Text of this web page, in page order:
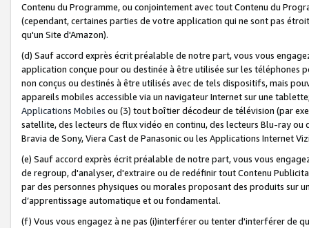
Contenu du Programme, ou conjointement avec tout Contenu du
(cependant, certaines parties de votre application qui ne sont pas
qu'un Site d'Amazon).
(d) Sauf accord exprès écrit préalable de notre part, vous vous
application conçue pour ou destinée à être utilisée sur les téléphones
non conçus ou destinés à être utilisés avec de tels dispositifs, mais
appareils mobiles accessible via un navigateur Internet sur une
Applications Mobiles ou (3) tout boîtier décodeur de télévision (par
satellite, des lecteurs de flux vidéo en continu, des lecteurs Blu-ray
Bravia de Sony, Viera Cast de Panasonic ou les Applications Internet
(e) Sauf accord exprès écrit préalable de notre part, vous vous
de regroup, d'analyser, d'extraire ou de redéfinir tout Contenu
par des personnes physiques ou morales proposant des produits sur
d’apprentissage automatique et ou fondamental.
(f) Vous vous engagez à ne pas (i)interférer ou tenter d'interférer de